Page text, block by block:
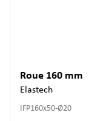
Roue 160 mm
Elastech
IFP160x50-Ø20